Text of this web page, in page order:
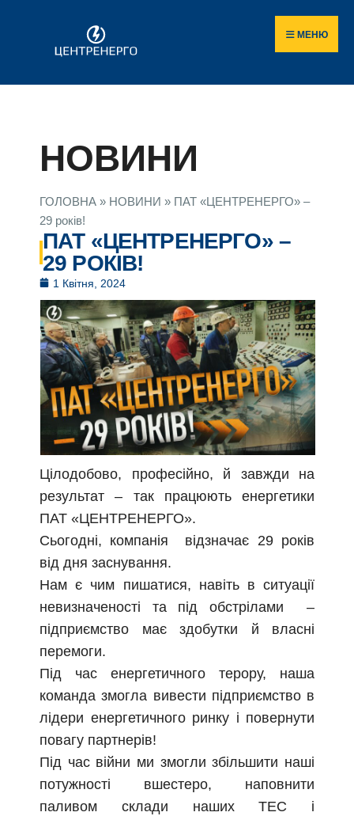
МЕНЮ
НОВИНИ
ГОЛОВНА » НОВИНИ » ПАТ «ЦЕНТРЕНЕРГО» –
29 років!
ПАТ «ЦЕНТРЕНЕРГО» –
29 РОКІВ!
1 Квітня, 2024
Цілодобово, професійно, й завжди на
результат – так працюють енергетики
ПАТ «ЦЕНТРЕНЕРГО».
Сьогодні, компанія відзначає 29 років
від дня заснування.
Нам є чим пишатися, навіть в ситуації
невизначеності та під обстрілами –
підприємство має здобутки й власні
перемоги.
Під час енергетичного терору, наша
команда змогла вивести підприємство в
лідери енергетичного ринку і повернути
повагу партнерів!
Під час війни ми змогли збільшити наші
потужності вшестеро, наповнити
паливом склади наших ТЕС і